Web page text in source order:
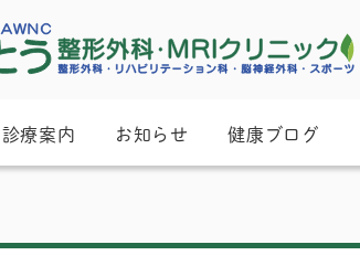
診療案内 お知らせ 健康ブログ